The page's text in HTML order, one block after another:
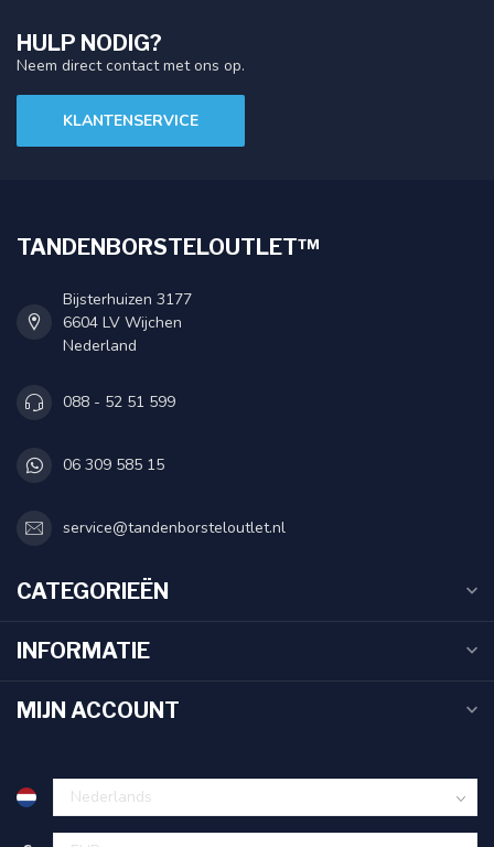
HULP NODIG?
Neem direct contact met ons op.
KLANTENSERVICE
TANDENBORSTELOUTLET™
Bijsterhuizen 3177
6604 LV Wijchen
Nederland
088 - 52 51 599
06 309 585 15
service@tandenborsteloutlet.nl
CATEGORIEËN
INFORMATIE
MIJN ACCOUNT